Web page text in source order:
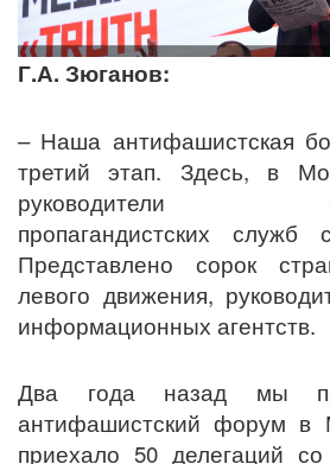
Г.А. Зюганов:
– Наша антифашистская
третий этап. Здесь, в
руководители
пропагандистских служб
Представлено сорок
левого движения,
информационных агентств.
Два года назад мы
антифашистский форум в
приехало 50 делегаций